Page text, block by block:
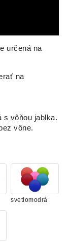
určená na
na
s vôňou jablka.
vône.
svetlomodrá